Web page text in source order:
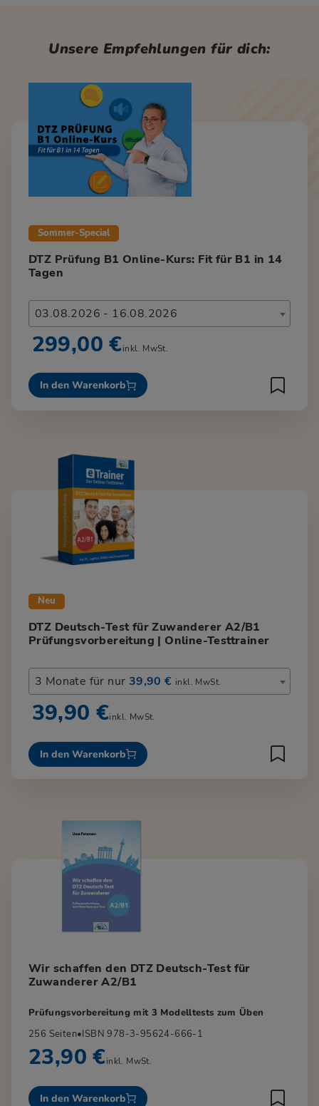
Unsere Empfehlungen für dich:
Sommer-Special
DTZ Prüfung B1 Online-Kurs: Fit für B1 in 14
Tagen
03.08.2026 - 16.08.2026
299,00 €inkl. MwSt.
In den Warenkorb
Neu
DTZ Deutsch-Test für Zuwanderer A2/B1
Prüfungsvorbereitung | Online-Testtrainer
3 Monate für nur 39,90 € inkl. MwSt.
39,90 €inkl. MwSt.
In den Warenkorb
Wir schaffen den DTZ Deutsch-Test für
Zuwanderer A2/B1
Prüfungsvorbereitung mit 3 Modelltests zum Üben
256 Seiten•ISBN 978-3-95624-666-1
23,90 €inkl. MwSt.
In den Warenkorb